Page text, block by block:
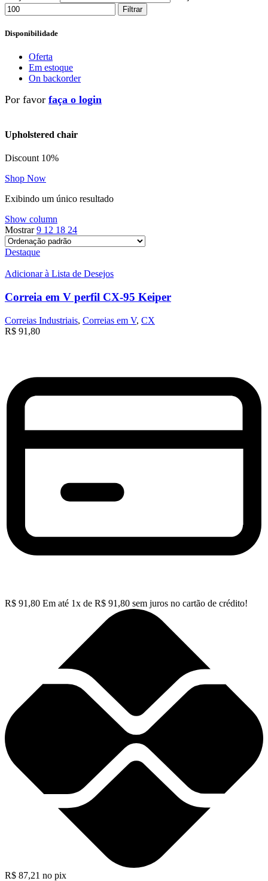
Filtrar
Disponibilidade
Oferta
Em estoque
On backorder
Por favor faça o login
Upholstered chair
Discount 10%
Shop Now
Exibindo um único resultado
Show column
Mostrar9 12 18 24
Destaque
Adicionar à Lista de Desejos
Correia em V perfil CX-95 Keiper
Correias Industriais, Correias em V, CX
R$ 91,80
R$ 91,80 Em até 1x de R$ 91,80 sem juros no cartão de crédito!
R$ 87,21 no pix